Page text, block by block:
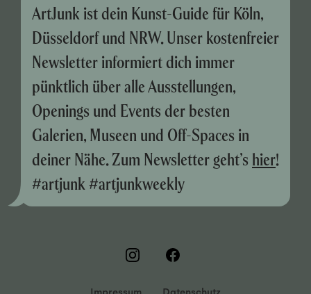
ArtJunk ist dein Kunst-Guide für Köln,
Düsseldorf und NRW. Unser kostenfreier
Newsletter informiert dich immer
pünktlich über alle Ausstellungen,
Openings und Events der besten
Galerien, Museen und Off-Spaces in
deiner Nähe. Zum Newsletter geht’s hier!
#artjunk #artjunkweekly
Impressum Datenschutz